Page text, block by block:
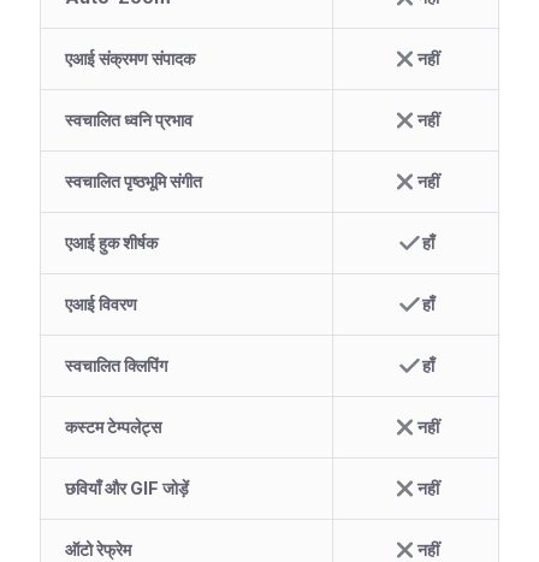
एआई संक्रमण संपादक नहीं
स्वचालित ध्वनि प्रभाव नहीं
स्वचालित पृष्ठभूमि संगीत नहीं
एआई हुक शीर्षक हाँ
एआई विवरण हाँ
स्वचालित क्लिपिंग हाँ
कस्टम टेम्पलेट्स नहीं
छवियाँ और GIF जोड़ें नहीं
ऑटो रेफ्रेम नहीं